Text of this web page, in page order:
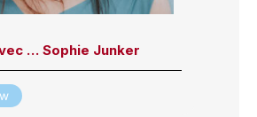
… Sophie Junker